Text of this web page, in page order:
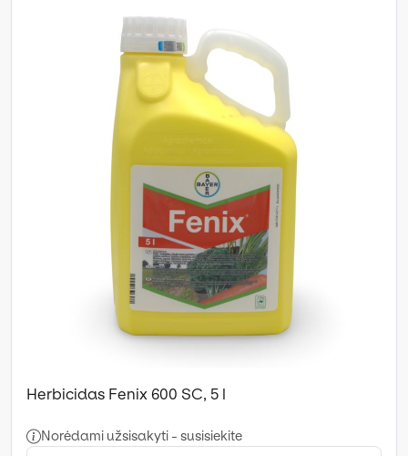
Herbicidas Fenix 600 SC, 5 l
Norėdami užsisakyti - susisiekite